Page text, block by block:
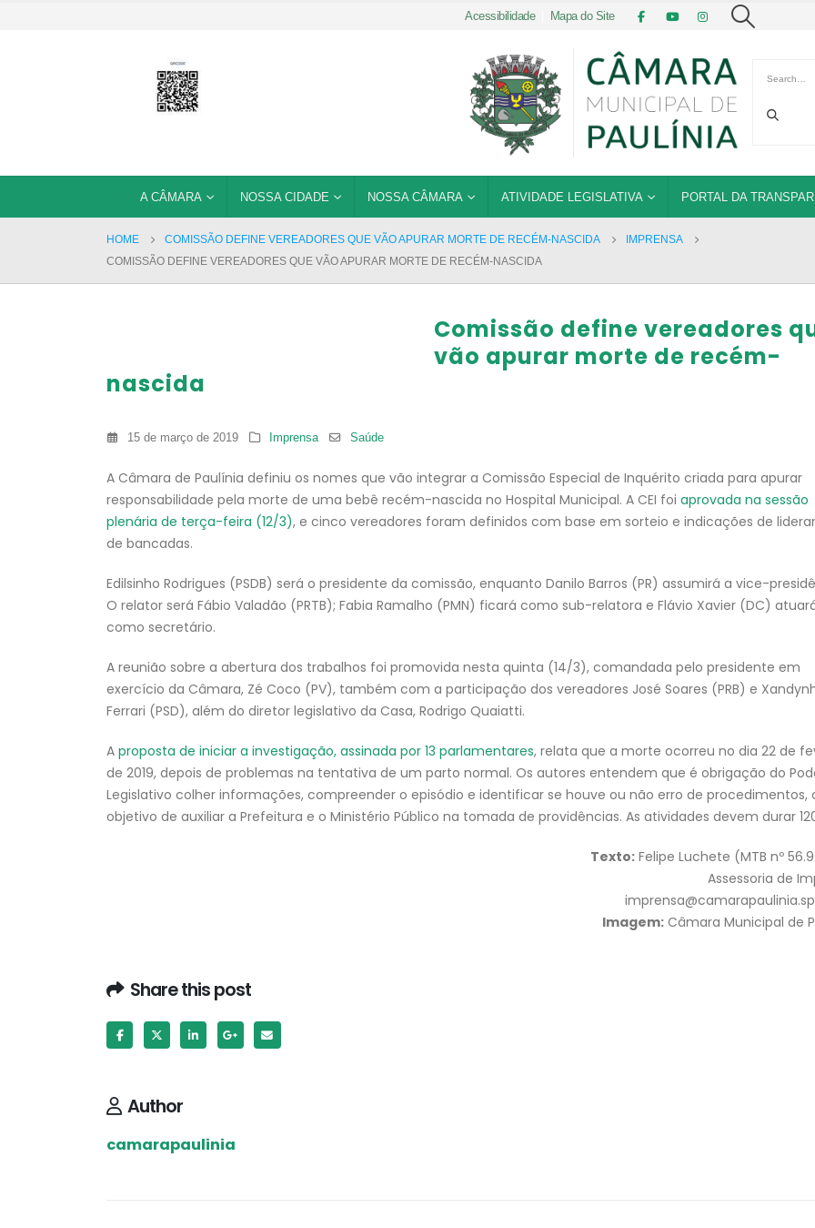
Acessibilidade| Mapa do Site
A CÂMARA NOSSA CIDADE NOSSA CÂMARA ATIVIDADE LEGISLATIVA PORTAL DA
HOME COMISSÃO DEFINE VEREADORES QUE VÃO APURAR MORTE DE RECÉM-NASCIDA
IMPRENSA
COMISSÃO DEFINE VEREADORES QUE VÃO APURAR MORTE DE RECÉM-NASCIDA
Comissão define vereadores
vão apurar morte de recém-
nascida
15 de março de 2019 Imprensa Saúde
A Câmara de Paulínia definiu os nomes que vão integrar a Comissão Especial de Inquérito criada para apurar
responsabilidade pela morte de uma bebê recém-nascida no Hospital Municipal. A CEI foi aprovada na sessão
plenária de terça-feira (12/3), e cinco vereadores foram definidos com base em sorteio e indicações de
de bancadas.
Edilsinho Rodrigues (PSDB) será o presidente da comissão, enquanto Danilo Barros (PR) assumirá a vice-
O relator será Fábio Valadão (PRTB); Fabia Ramalho (PMN) ficará como sub-relatora e Flávio Xavier (DC)
como secretário.
A reunião sobre a abertura dos trabalhos foi promovida nesta quinta (14/3), comandada pelo presidente em
exercício da Câmara, Zé Coco (PV), também com a participação dos vereadores José Soares (PRB) e
Ferrari (PSD), além do diretor legislativo da Casa, Rodrigo Quaiatti.
A proposta de iniciar a investigação, assinada por 13 parlamentares, relata que a morte ocorreu no dia 22 de
de 2019, depois de problemas na tentativa de um parto normal. Os autores entendem que é obrigação do
Legislativo colher informações, compreender o episódio e identificar se houve ou não erro de procedimentos,
objetivo de auxiliar a Prefeitura e o Ministério Público na tomada de providências. As atividades devem durar
Texto: Felipe Luchete (MTB nº
Assessoria de
Imagem: Câmara Municipal de
Share this post
Author
camarapaulinia